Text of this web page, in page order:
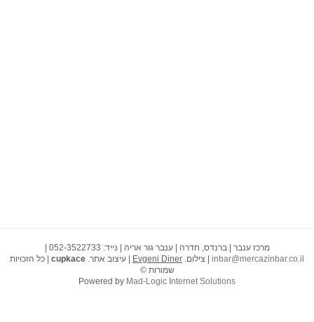
מרכז ענבר | ברנדס, חדרה | ענבר גור אריה | נייד: 052-3522733 |
inbar@mercazinbar.co.il| צילום.Evgeni Diner| עיצוב אתר.cupkace| כל הזכויות
שמורות ©
Powered byMad-Logic Internet Solutions